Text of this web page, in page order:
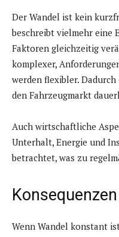
Der Wandel ist kein
beschreibt vielmehr eine
Faktoren gleichzeitig
komplexer,
werden flexibler.
den Fahrzeugmarkt
Auch wirtschaftliche
Unterhalt, Energie und
betrachtet, was zu
Wenn Wandel konstant